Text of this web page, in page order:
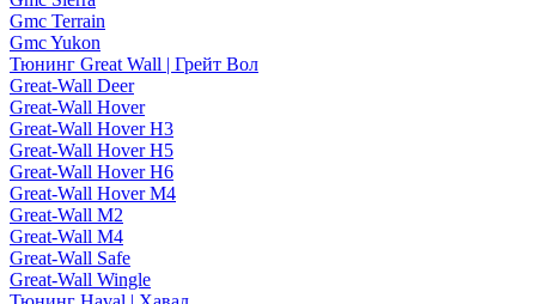
Gmc Terrain
Gmc Yukon
Тюнинг Great Wall | Грейт Вол
Great-Wall Deer
Great-Wall Hover
Great-Wall Hover H3
Great-Wall Hover H5
Great-Wall Hover H6
Great-Wall Hover M4
Great-Wall M2
Great-Wall M4
Great-Wall Safe
Great-Wall Wingle